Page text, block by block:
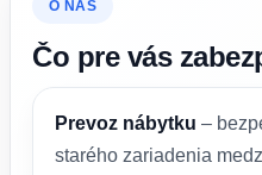
O NÁS
Čo pre vás
Prevoz nábytku –
starého zariadenia